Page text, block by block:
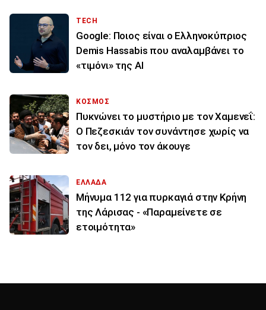
TECH
Google: Ποιος είναι ο Ελληνοκύπριος
Demis Hassabis που αναλαμβάνει το
«τιμόνι» της ΑΙ
ΚΟΣΜΟΣ
Πυκνώνει το μυστήριο με τον Χαμενεΐ:
Ο Πεζεσκιάν τον συνάντησε χωρίς να
τον δει, μόνο τον άκουγε
ΕΛΛΑΔΑ
Μήνυμα 112 για πυρκαγιά στην Κρήνη
της Λάρισας - «Παραμείνετε σε
ετοιμότητα»